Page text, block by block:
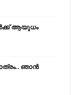
ആയുധം
ഞാൻ